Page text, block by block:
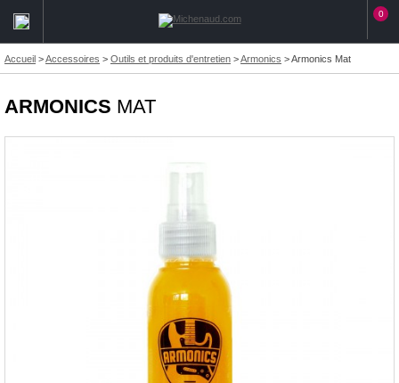
0
Accueil >Accessoires > Outils et produits d'entretien >Armonics >Armonics Mat
ARMONICS MAT